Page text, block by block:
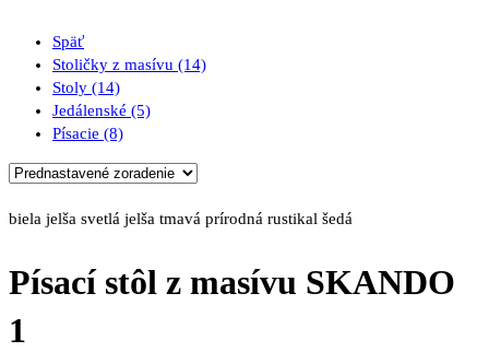
Späť
Stoličky z masívu (14)
Stoly (14)
Jedálenské (5)
Písacie (8)
biela jelša svetlá jelša tmavá prírodná rustikal šedá
Písací stôl z masívu SKANDO
1